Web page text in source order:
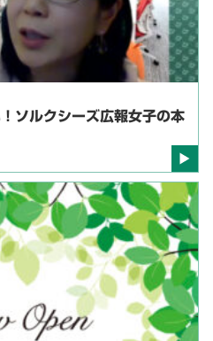
ソルクシーズ広報女子の本